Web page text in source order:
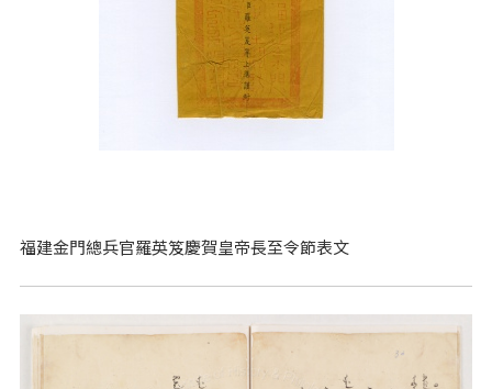
福建金門總兵官羅英笈慶賀皇帝長至令節表文